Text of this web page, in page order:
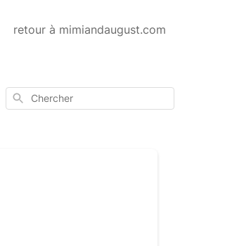
retour à mimiandaugust.com
Chercher